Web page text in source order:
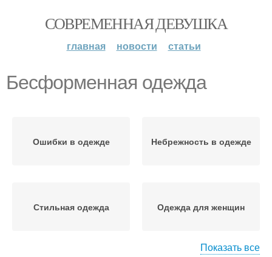
СОВРЕМЕННАЯ ДЕВУШКА
главная новости статьи
Бесформенная одежда
Ошибки в одежде Небрежность в одежде
Стильная одежда Одежда для женщин
Показать все